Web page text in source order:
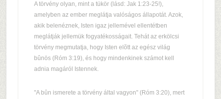
A törvény olyan, mint a tükör (lásd: Jak 1:23-25!),
amelyben az ember meglátja valóságos állapotát. Azok,
akik belenéznek, Isten igaz jellemével ellentétben
meglátják jellemük fogyatékosságait. Tehát az erkölcsi
törvény megmutatja, hogy Isten elõtt az egész világ
bûnös (Róm 3:19), és hogy mindenkinek számot kell
adnia magáról Istennek.
"A bûn ismerete a törvény által vagyon" (Róm 3:20), mert